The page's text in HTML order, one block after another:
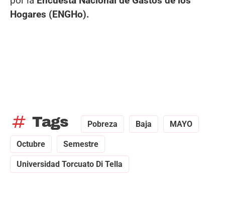
Hogares (ENGHo).
tag Tags Pobreza Baja MAYO
Octubre Semestre
Universidad Torcuato Di Tella